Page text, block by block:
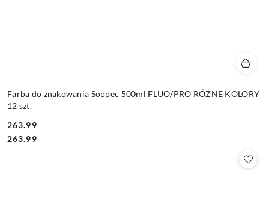
Farba do znakowania Soppec 500ml FLUO/PRO RÓŻNE KOLORY
12 szt.
Cena:
263.99
Cena:
263.99